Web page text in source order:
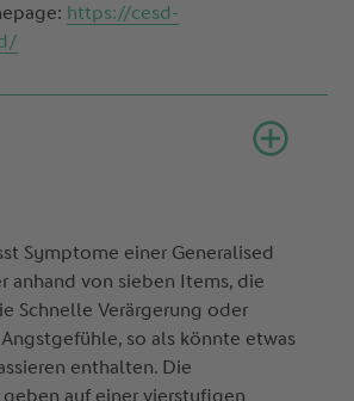
https://cesd-
Symptome einer Generalised
anhand von sieben Items, die
Schnelle Verärgerung oder
so als könnte etwas
enthalten. Die
auf einer vierstufigen